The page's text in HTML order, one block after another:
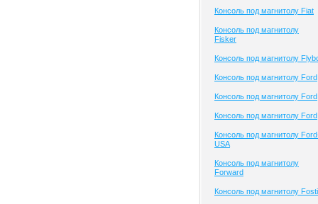
Консоль под магнитолу Fiat
Консоль под магнитолу
Fisker
Консоль под магнитолу
Консоль под магнитолу Ford
Консоль под магнитолу Ford
Консоль под магнитолу Ford
Консоль под магнитолу
USA
Консоль под магнитолу
Forward
Консоль под магнитолу Fosti